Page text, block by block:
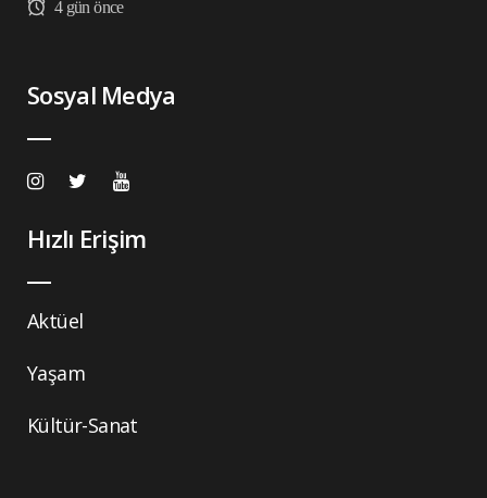
4 gün önce
Sosyal Medya
Hızlı Erişim
Aktüel
Yaşam
Kültür-Sanat